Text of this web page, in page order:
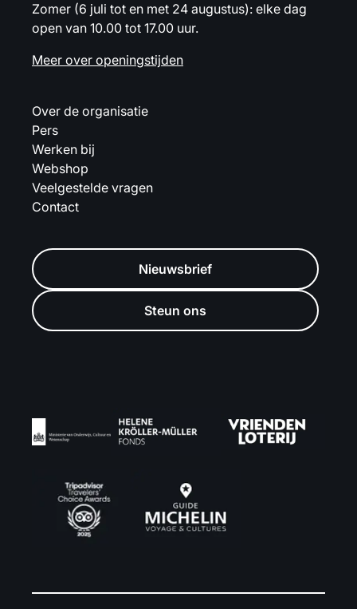
Zomer (6 juli tot en met 24 augustus): elke dag
open van 10.00 tot 17.00 uur.
Meer over openingstijden
Over de organisatie
Pers
Werken bij
Webshop
Veelgestelde vragen
Contact
Nieuwsbrief
Steun ons